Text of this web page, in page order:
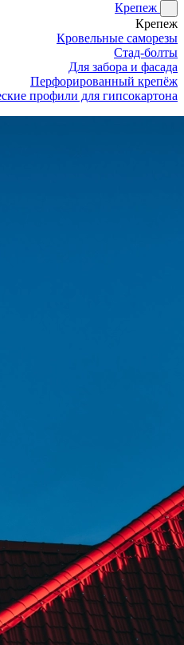
Крепеж
Крепеж
Кровельные саморезы
Стад-болты
Для забора и фасада
Перфорированный крепёж
профили для гипсокартона